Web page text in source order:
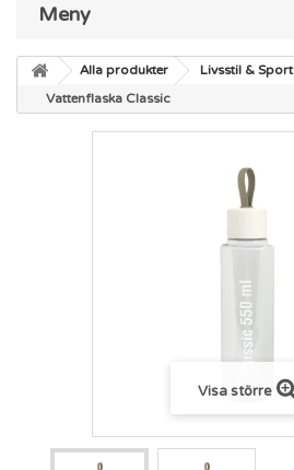
Meny
Alla produkter Livsstil & Sport
Vattenflaska Classic
Visa större